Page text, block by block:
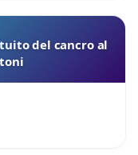
del cancro al